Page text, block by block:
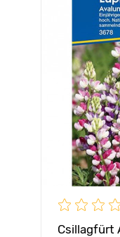
Csillagfürt